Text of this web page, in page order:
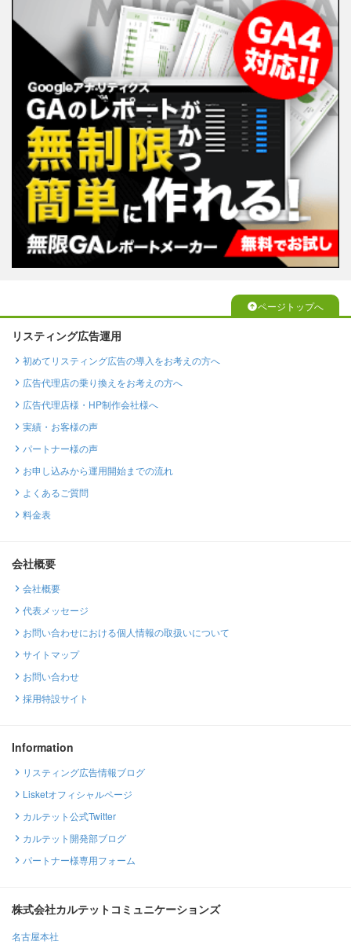
ページトップへ
リスティング広告運用
初めてリスティング広告の導入をお考えの方へ
広告代理店の乗り換えをお考えの方へ
広告代理店様・HP制作会社様へ
実績・お客様の声
パートナー様の声
お申し込みから運用開始までの流れ
よくあるご質問
料金表
会社概要
会社概要
代表メッセージ
お問い合わせにおける個人情報の取扱いについて
サイトマップ
お問い合わせ
採用特設サイト
Information
リスティング広告情報ブログ
Lisketオフィシャルページ
カルテット公式Twitter
カルテット開発部ブログ
パートナー様専用フォーム
株式会社カルテットコミュニケーションズ
名古屋本社